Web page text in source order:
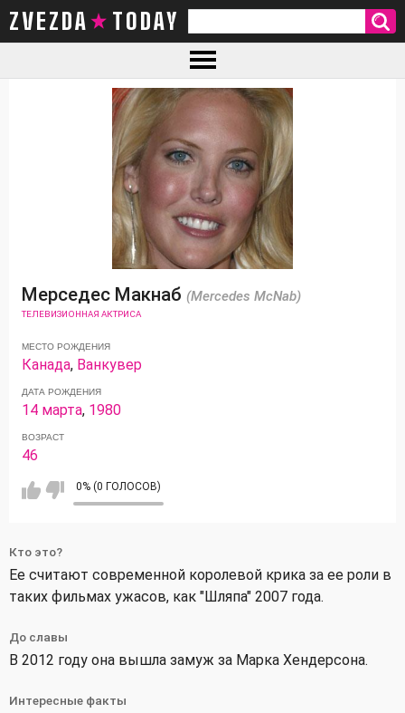
ZVEZDA TODAY
Мерседес Макнаб (Mercedes McNab)
ТЕЛЕВИЗИОННАЯ АКТРИСА
МЕСТО РОЖДЕНИЯ
Канада, Ванкувер
ДАТА РОЖДЕНИЯ
14 марта, 1980
ВОЗРАСТ
46
0% (0 ГОЛОСОВ)
Кто это?
Ее считают современной королевой крика за ее роли в
таких фильмах ужасов, как "Шляпа" 2007 года.
До славы
В 2012 году она вышла замуж за Марка Хендерсона.
Интересные факты